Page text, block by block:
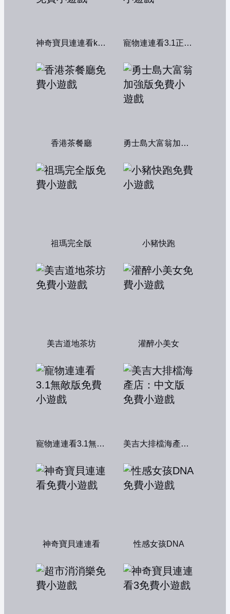
神奇寶貝連連看kawai版2004 寵物連連看3.1正式版
香港茶餐廳 勇士島大富翁加強版
祖瑪完全版 小豬快跑
美吉道地茶坊 灌醉小美女
寵物連連看3.1無敵版 美吉大排檔海產店：中文版
神奇寶貝連連看 性感女孩DNA